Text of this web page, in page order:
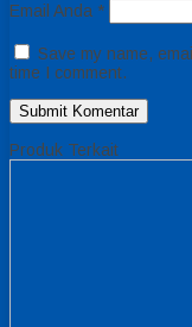
Email Anda *
Save my name,
time I comment.
Produk Terkait